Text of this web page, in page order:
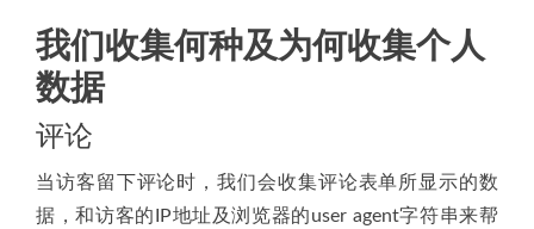
我们收集何种及为何收集个人
数据
评论
当访客留下评论时，我们会收集评论表单所显示的数
据，和访客的IP地址及浏览器的user agent字符串来帮